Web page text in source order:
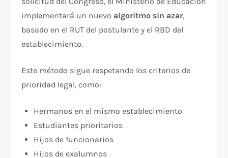
implementará un nuevo algoritmo sin azar,
basado en el RUT del postulante y el RBD del
establecimiento.
Este método sigue respetando los criterios de
prioridad legal, como:
Hermanos en el mismo establecimiento
Estudiantes prioritarios
Hijos de funcionarios
Hijos de exalumnos